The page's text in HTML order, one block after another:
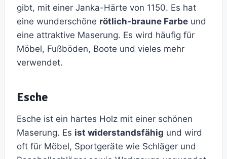
gibt, mit einer Janka-Härte von 1150. Es hat
eine wunderschöne rötlich-braune Farbe und
eine attraktive Maserung. Es wird häufig für
Möbel, Fußböden, Boote und vieles mehr
verwendet.
Esche
Esche ist ein hartes Holz mit einer schönen
Maserung. Es ist widerstandsfähig und wird
oft für Möbel, Sportgeräte wie Schläger und